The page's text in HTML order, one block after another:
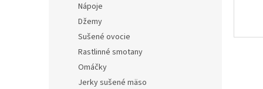
Nápoje
Džemy
Sušené ovocie
Rastlinné smotany
Omáčky
Jerky sušené mäso